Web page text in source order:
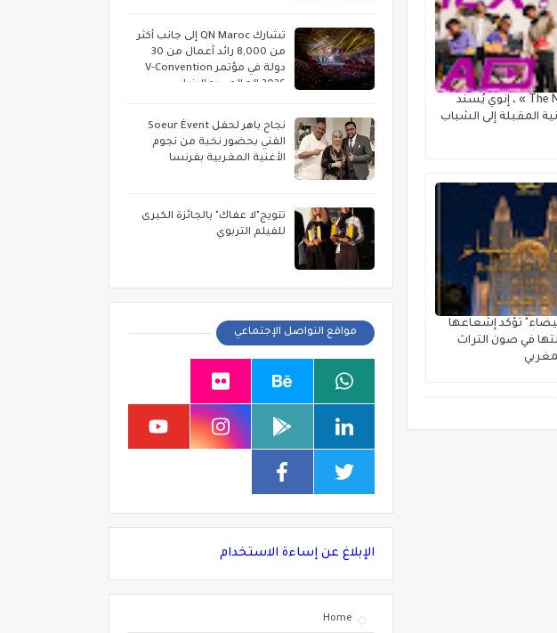
مع « The Next Ad » ، إنوي يُسند
المقبلة إلى الشباب
تؤكد إشعاعها
في صون التراث
تشارك QN Maroc إلى جانب أكثر
من 8,000 رائد أعمال من 30
دولة في مؤتمر V-Convention
2026 العالمي بماليزيا
نجاح باهر لحفل Soeur Évent
الفني بحضور نخبة من نجوم
الأغنية المغربية بفرنسا
تتويج"لا عفاك" بالجائزة الكبرى
للفيلم التربوي
مواقع التواصل الإجتماعي
الإبلاغ عن إساءة الاستخدام
Home